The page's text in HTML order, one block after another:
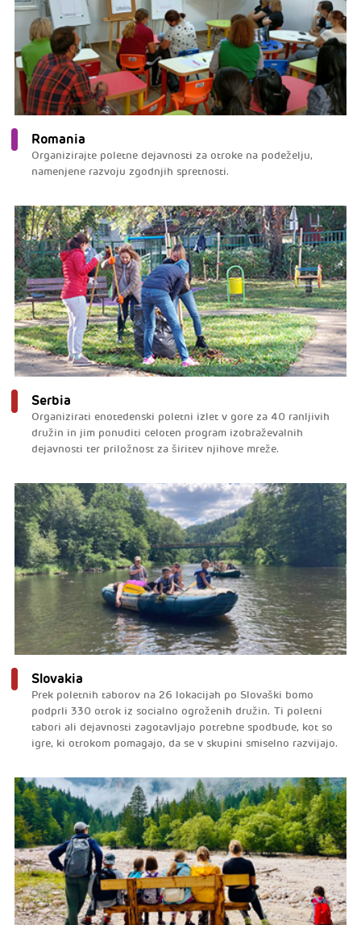
Romania
Organizirajte poletne dejavnosti za otroke na podeželju,
namenjene razvoju zgodnjih spretnosti.
Serbia
Organizirati enotedenski poletni izlet v gore za 40 ranljivih
družin in jim ponuditi celoten program izobraževalnih
dejavnosti ter priložnost za širitev njihove mreže.
Slovakia
Prek poletnih taborov na 26 lokacijah po Slovaški bomo
podprli 330 otrok iz socialno ogroženih družin. Ti poletni
tabori ali dejavnosti zagotavljajo potrebne spodbude, kot so
igre, ki otrokom pomagajo, da se v skupini smiselno razvijajo.